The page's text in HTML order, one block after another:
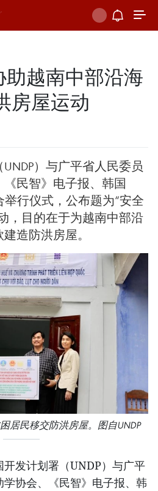
越南中部沿海
房屋运动
）与广平省人民委员
民智》电子报、韩国
举行仪式，公布题为“安全
，目的在于为越南中部沿
造防洪房屋。
居民移交防洪房屋。图自UNDP
发计划署（UNDP）与广平
协会、《民智》电子报、韩